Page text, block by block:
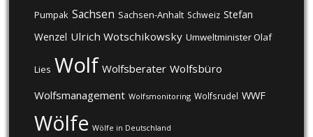
Pumpak Sachsen Sachsen-Anhalt Schweiz Stefan
Wenzel Ulrich Wotschikowsky Umweltminister Olaf
Lies Wolf Wolfsberater Wolfsbüro
Wolfsmanagement Wolfsmonitoring Wolfsrudel WWF
Wölfe Wölfe in Deutschland